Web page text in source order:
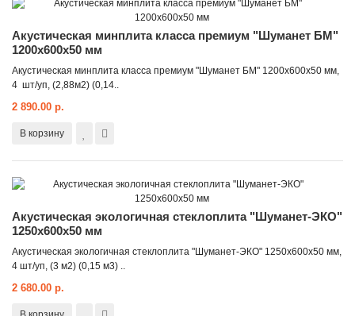
Акустическая минплита класса премиум "Шуманет БМ"
1200x600x50 мм
Акустическая минплита класса премиум "Шуманет БМ" 1200x600x50 мм,
4 шт/уп, (2,88м2) (0,14..
2 890.00 р.
В корзину
Акустическая экологичная стеклоплита "Шуманет-ЭКО"
1250x600x50 мм
Акустическая экологичная стеклоплита "Шуманет-ЭКО" 1250х600х50 мм,
4 шт/уп, (3 м2) (0,15 м3) ..
2 680.00 р.